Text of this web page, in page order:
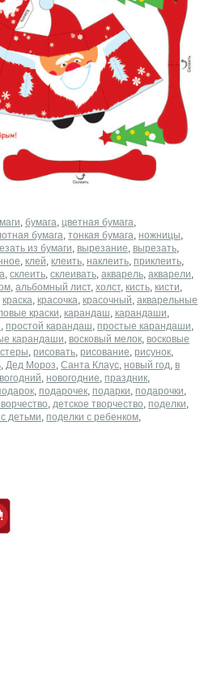
, бумага, цветная бумага,
бумага, тонкая бумага, ножницы,
из бумаги, вырезание, вырезать,
, клей, клеить, наклеить, приклеить,
, склеить, склеивать, акварель, акварели,
, альбомный лист, холст, кисть, кисти,
краска, красочка, красочный, акварельные
краски, карандаш, карандаши,
, простой карандаш, простые карандаши,
карандаши, восковый мелок, восковые
, рисовать, рисование, рисунок,
, Дед Мороз, Санта Клаус, новый год, в
, новогодние, праздник,
, подарочек, подарки, подарочки,
, детское творчество, поделки,
детьми, поделки с ребенком,